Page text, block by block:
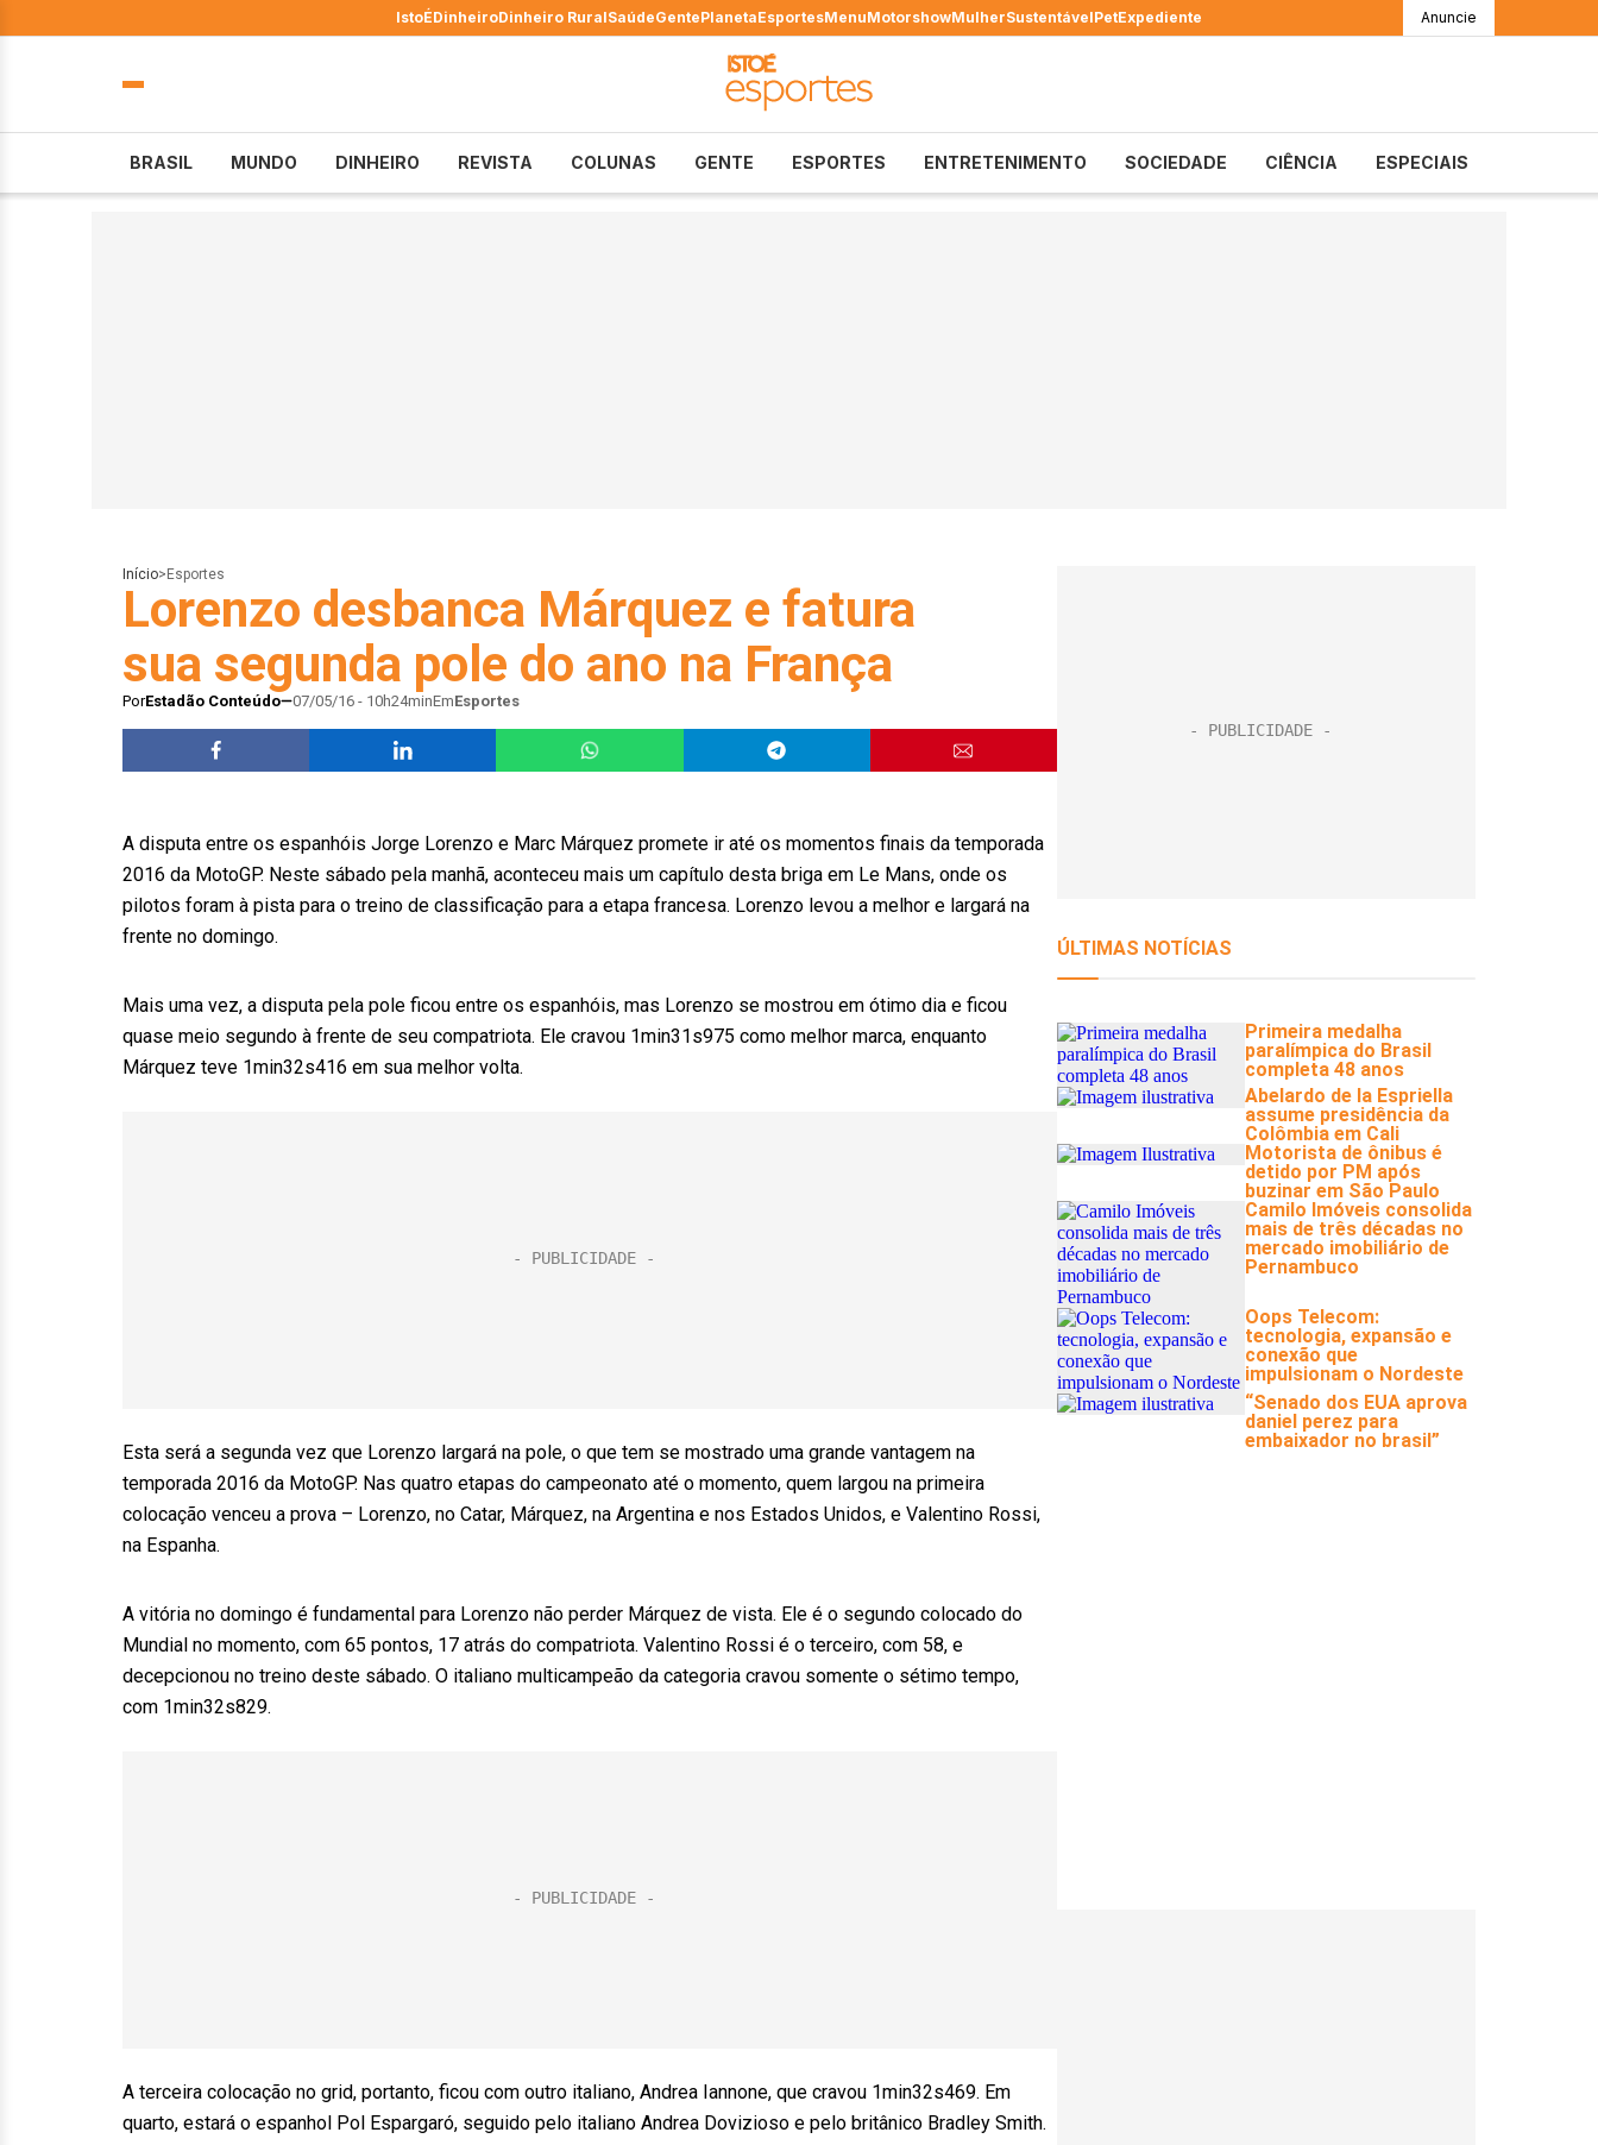
IstoÉDinheiroDinheiro RuralSaúdeGentePlanetaEsportesMenuMotorshowMulherSustentávelPetExpediente Anuncie
BRASIL MUNDO DINHEIRO REVISTA COLUNAS GENTE ESPORTES ENTRETENIMENTO SOCIEDADE CIÊNCIA ESPECIAIS
Início> Esportes
Lorenzo desbanca Márquez e fatura
sua segunda pole do ano na França
PorEstadão Conteúdo 07/05/16 - 10h24minEmEsportes
A disputa entre os espanhóis Jorge Lorenzo e Marc Márquez promete ir até os momentos finais da temporada
2016 da MotoGP. Neste sábado pela manhã, aconteceu mais um capítulo desta briga em Le Mans, onde os
pilotos foram à pista para o treino de classificação para a etapa francesa. Lorenzo levou a melhor e largará na
frente no domingo.
Mais uma vez, a disputa pela pole ficou entre os espanhóis, mas Lorenzo se mostrou em ótimo dia e ficou
quase meio segundo à frente de seu compatriota. Ele cravou 1min31s975 como melhor marca, enquanto
Márquez teve 1min32s416 em sua melhor volta.
Esta será a segunda vez que Lorenzo largará na pole, o que tem se mostrado uma grande vantagem na
temporada 2016 da MotoGP. Nas quatro etapas do campeonato até o momento, quem largou na primeira
colocação venceu a prova – Lorenzo, no Catar, Márquez, na Argentina e nos Estados Unidos, e Valentino Rossi,
na Espanha.
A vitória no domingo é fundamental para Lorenzo não perder Márquez de vista. Ele é o segundo colocado do
Mundial no momento, com 65 pontos, 17 atrás do compatriota. Valentino Rossi é o terceiro, com 58, e
decepcionou no treino deste sábado. O italiano multicampeão da categoria cravou somente o sétimo tempo,
com 1min32s829.
A terceira colocação no grid, portanto, ficou com outro italiano, Andrea Iannone, que cravou 1min32s469. Em
quarto, estará o espanhol Pol Espargaró, seguido pelo italiano Andrea Dovizioso e pelo britânico Bradley Smith.